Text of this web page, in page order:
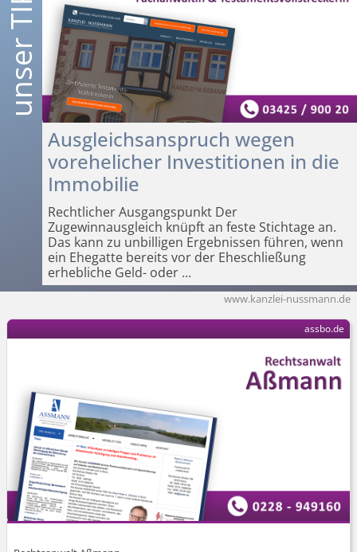
Ausgleichsanspruch wegen
vorehelicher Investitionen in die
Immobilie
Rechtlicher Ausgangspunkt Der
Zugewinnausgleich knüpft an feste Stichtage an.
Das kann zu unbilligen Ergebnissen führen, wenn
ein Ehegatte bereits vor der Eheschließung
erhebliche Geld- oder...
www.kanzlei-nussmann.de
assbo.de